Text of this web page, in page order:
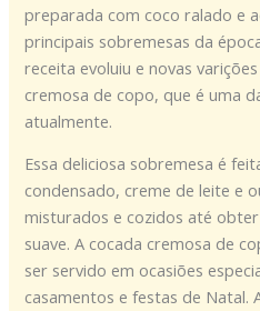
preparada com coco ralado e
principais sobremesas da
receita evoluiu e novas
cremosa de copo, que é uma
atualmente.
Essa deliciosa sobremesa é
condensado, creme de leite e
misturados e cozidos até
suave. A cocada cremosa de
ser servido em ocasiões
casamentos e festas de Natal.